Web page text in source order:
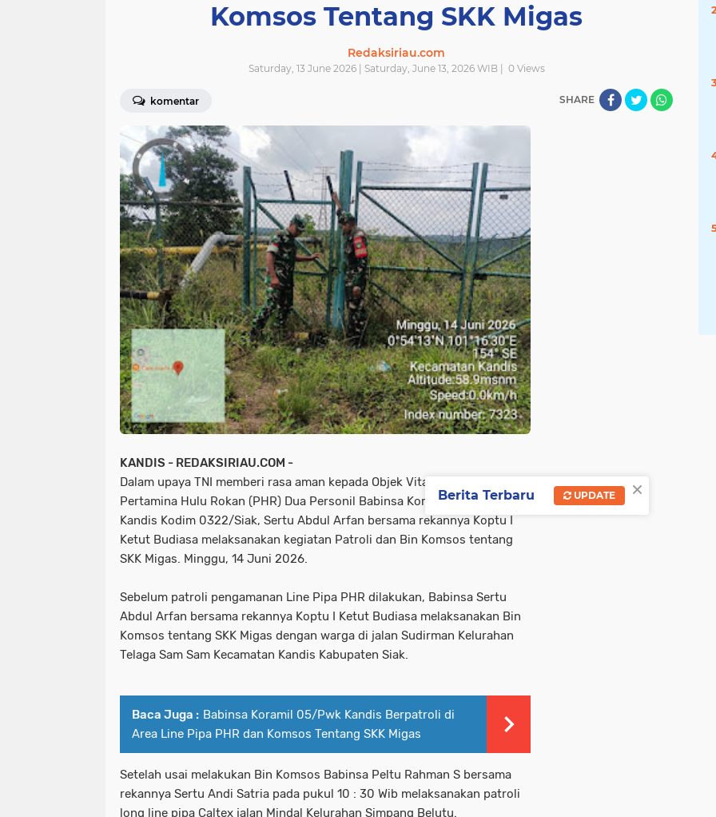
Komsos Tentang SKK Migas
Redaksiriau.com
Saturday, 13 June 2026 | Saturday, June 13, 2026 WIB | 0Views
komentar SHARE
KANDIS - REDAKSIRIAU.COM -
Dalam upaya TNI memberi rasa aman kepada Objek Vital Nasional PT.
Pertamina Hulu Rokan (PHR) Dua Personil Babinsa Koramil 05/Pwk
Kandis Kodim 0322/Siak, Sertu Abdul Arfan bersama rekannya Koptu I
Ketut Budiasa melaksanakan kegiatan Patroli dan Bin Komsos tentang
SKK Migas. Minggu, 14 Juni 2026.
Sebelum patroli pengamanan Line Pipa PHR dilakukan, Babinsa Sertu
Abdul Arfan bersama rekannya Koptu I Ketut Budiasa melaksanakan Bin
Komsos tentang SKK Migas dengan warga di jalan Sudirman Kelurahan
Telaga Sam Sam Kecamatan Kandis Kabupaten Siak.
Baca Juga : Babinsa Koramil 05/Pwk Kandis Berpatroli di
Area Line Pipa PHR dan Komsos Tentang SKK Migas
Setelah usai melakukan Bin Komsos Babinsa Peltu Rahman S bersama
rekannya Sertu Andi Satria pada pukul 10 : 30 Wib melaksanakan patroli
long line pipa Caltex jalan Mindal Kelurahan Simpang Belutu.
×
Berita Terbaru UPDATE